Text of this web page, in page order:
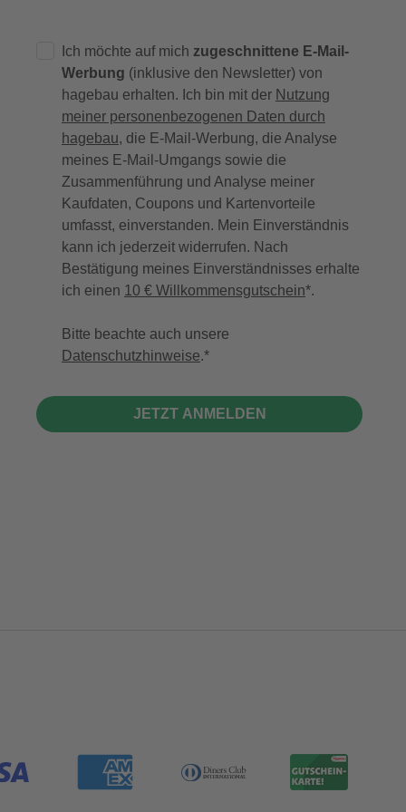
Ich möchte auf mich zugeschnittene E-Mail-
Werbung (inklusive den Newsletter) von
hagebau erhalten. Ich bin mit der Nutzung
meiner personenbezogenen Daten durch
hagebau, die E-Mail-Werbung, die Analyse
meines E-Mail-Umgangs sowie die
Zusammenführung und Analyse meiner
Kaufdaten, Coupons und Kartenvorteile
umfasst, einverstanden. Mein Einverständnis
kann ich jederzeit widerrufen. Nach
Bestätigung meines Einverständnisses erhalte
ich einen 10 € Willkommensgutschein*.
Bitte beachte auch unsere
Datenschutzhinweise.
JETZT ANMELDEN